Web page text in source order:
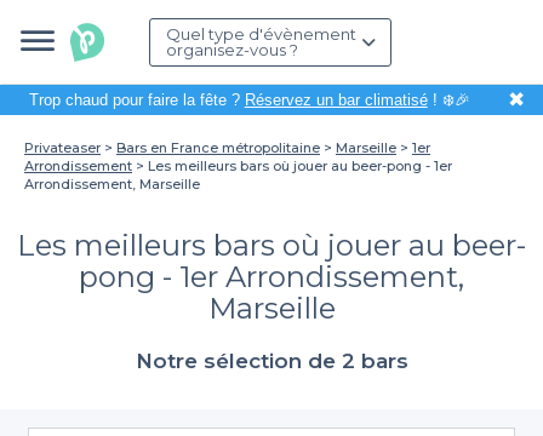
Quel type d'évènement
organisez-vous ?
Trop chaud pour faire la fête ? Réservez un bar climatisé! ❄️🎉 ✖
Privateaser Bars en France métropolitaine Marseille
1er
Arrondissement
Les meilleurs bars où jouer au beer-pong - 1er
Arrondissement, Marseille
Les meilleurs bars où jouer au beer-
pong - 1er Arrondissement,
Marseille
Notre sélection de 2 bars